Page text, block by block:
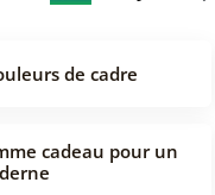
de cadre
cadeau pour un